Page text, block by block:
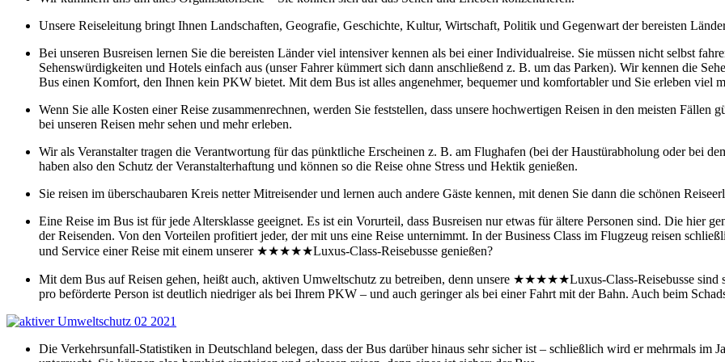
Unsere Reiseleitung bringt Ihnen Landschaften, Geografie, Geschichte, Kultur, Wirtschaft, Politik und Gegenwart der bereisten
Bei unseren Busreisen lernen Sie die bereisten Länder viel intensiver kennen als bei einer Individualreise. Sie müssen nicht selbst
Sehenswürdigkeiten und Hotels einfach aus (unser Fahrer kümmert sich dann anschließend z. B. um das Parken). Wir kennen die
Bus einen Komfort, den Ihnen kein PKW bietet. Mit dem Bus ist alles angenehmer, bequemer und komfortabler und Sie erleben viel
Wenn Sie alle Kosten einer Reise zusammenrechnen, werden Sie feststellen, dass unsere hochwertigen Reisen in den meisten
bei unseren Reisen mehr sehen und mehr erleben.
Wir als Veranstalter tragen die Verantwortung für das pünktliche Erscheinen z. B. am Flughafen (bei der Haustürabholung oder bei
haben also den Schutz der Veranstalterhaftung und können so die Reise ohne Stress und Hektik genießen.
Sie reisen im überschaubaren Kreis netter Mitreisender und lernen auch andere Gäste kennen, mit denen Sie dann die schönen
Eine Reise im Bus ist für jede Altersklasse geeignet. Es ist ein Vorurteil, dass Busreisen nur etwas für ältere Personen sind. Die hier
der Reisenden. Von den Vorteilen profitiert jeder, der mit uns eine Reise unternimmt. In der Business Class im Flugzeug reisen
und Service einer Reise mit einem unserer ★★★★★Luxus-Class-Reisebusse genießen?
Mit dem Bus auf Reisen gehen, heißt auch, aktiven Umweltschutz zu betreiben, denn unsere ★★★★★Luxus-Class-Reisebusse sind
pro beförderte Person ist deutlich niedriger als bei Ihrem PKW – und auch geringer als bei einer Fahrt mit der Bahn. Auch beim
Die Verkehrsunfall-Statistiken in Deutschland belegen, dass der Bus darüber hinaus sehr sicher ist – schließlich wird er mehrmals im